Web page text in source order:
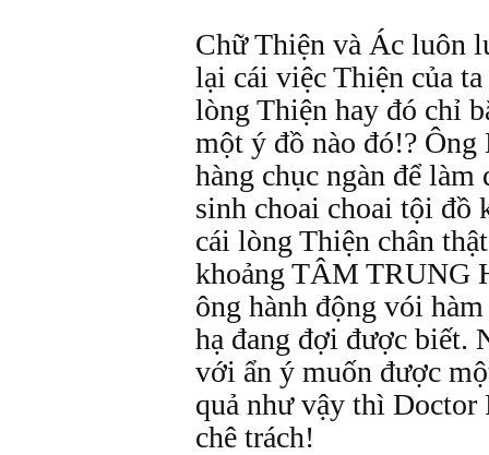
Chữ Thiện và Ác luôn
lại cái việc Thiện của
lòng Thiện hay đó chỉ
một ý đồ nào đó!?
hàng chục ngàn để
sinh choai choai tội đồ
cái lòng Thiện chân
khoảng TÂM TRUNG
ông hành động vói
hạ đang đợi được biết.
với ẩn ý muốn được
quả như vậy thì
chê trách!